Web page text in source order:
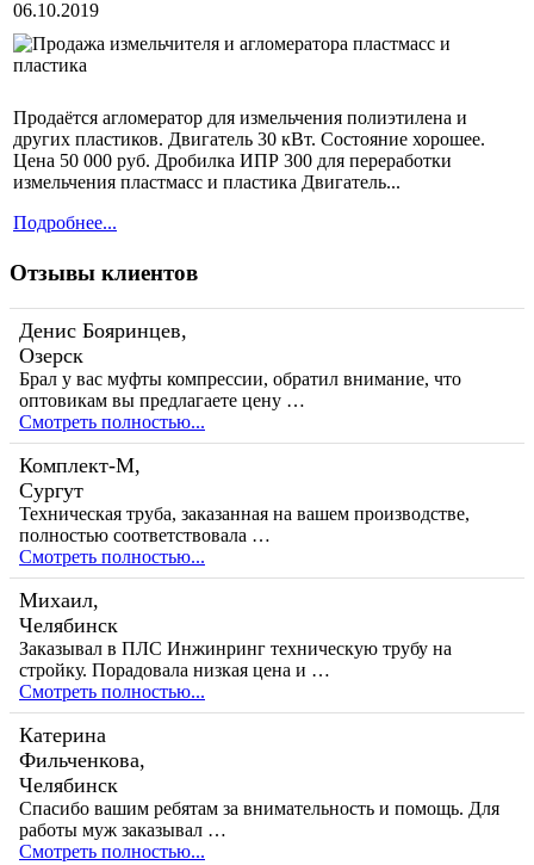
06.10.2019
Продаётся агломератор для измельчения полиэтилена и
других пластиков. Двигатель 30 кВт. Состояние хорошее.
Цена 50 000 руб. Дробилка ИПР 300 для переработки
измельчения пластмасс и пластика Двигатель...
Подробнее...
Отзывы клиентов
Денис Бояринцев,
Озерск
Брал у вас муфты компрессии, обратил внимание, что
оптовикам вы предлагаете цену …
Смотреть полностью...
Комплект-М,
Сургут
Техническая труба, заказанная на вашем производстве,
полностью соответствовала …
Смотреть полностью...
Михаил,
Челябинск
Заказывал в ПЛС Инжинринг техническую трубу на
стройку. Порадовала низкая цена и …
Смотреть полностью...
Катерина
Фильченкова,
Челябинск
Спасибо вашим ребятам за внимательность и помощь. Для
работы муж заказывал …
Смотреть полностью...